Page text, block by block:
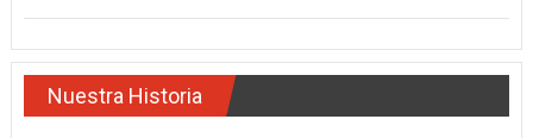
Nuestra Historia